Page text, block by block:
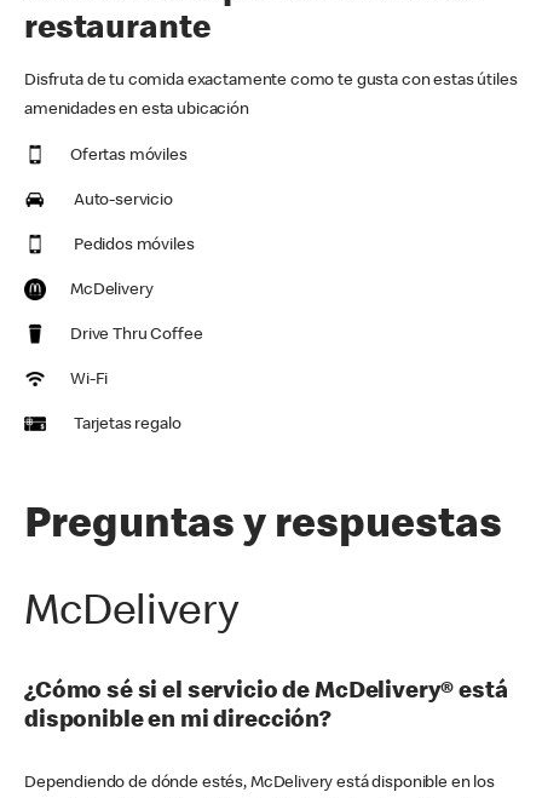
restaurante
Disfruta de tu comida exactamente como te gusta con estas útiles
amenidades en esta ubicación
Ofertas móviles
Auto-servicio
Pedidos móviles
McDelivery
Drive Thru Coffee
Wi-Fi
Tarjetas regalo
Preguntas y respuestas
McDelivery
¿Cómo sé si el servicio de McDelivery® está
disponible en mi dirección?
Dependiendo de dónde estés, McDelivery está disponible en los